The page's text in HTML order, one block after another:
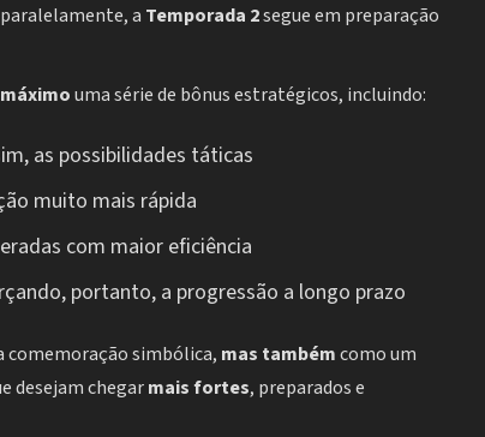
a Temporada 2segue em preparação
uma série de bônus estratégicos, incluindo:
as possibilidades táticas
muito mais rápida
com maior eficiência
portanto, a progressão a longo prazo
comemoração simbólica, mas tambémcomo um
desejam chegarmais fortes, preparados e